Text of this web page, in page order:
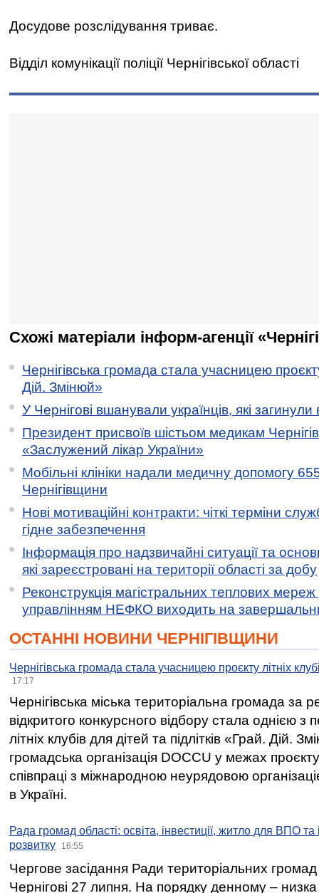
Досудове розслідування триває.
Відділ комунікації поліції Чернігівської області
Схожі матеріали інформ-агенції
Чернігівська громада стала учасницею
Дій. Змінюй»
У Чернігові вшанували українців, які загинули
Президент присвоїв шістьом медикам
«Заслужений лікар України»
Мобільні клініки надали медичну допомогу
Чернігівщини
Нові мотиваційні контракти: чіткі терміни
гідне забезпечення
Інформація про надзвичайні ситуації та
які зареєстровані на території області за добу
Реконструкція магістральних теплових мереж
управлінням НЕФКО виходить на
ОСТАННІ НОВИНИ ЧЕРНІГІВЩИНИ
Чернігівська громада стала учасницею проєкту літніх
17:17
Чернігівська міська територіальна громада за
відкритого конкурсного відбору стала однією
літніх клубів для дітей та підлітків «Грай. Дій.
громадська організація DOCCU у межах
співпраці з міжнародною неурядовою
в Україні.
Рада громад області: освіта, інвестиції, житло для ВПО
розвитку
16:55
Чергове засідання Ради територіальних громад
Чернігові 27 липня. На порядку денному –